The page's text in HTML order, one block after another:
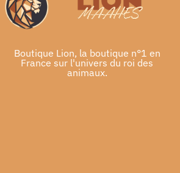
Boutique Lion, la boutique n°1 en
France sur l'univers du roi des
animaux.